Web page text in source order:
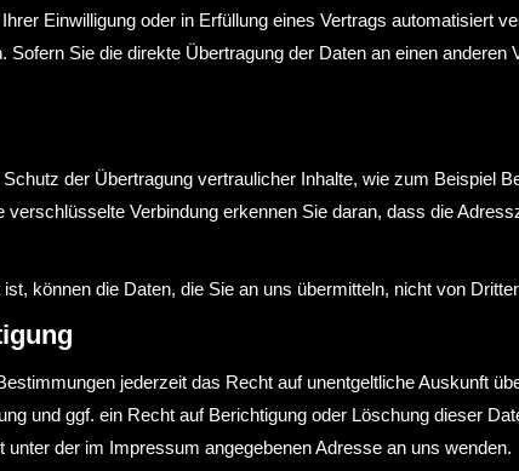
Einwilligung oder in Erfüllung eines Vertrags automatisiert
Sie die direkte Übertragung der Daten an einen
der Übertragung vertraulicher Inhalte, wie zum Beispiel
Verbindung erkennen Sie daran, dass die
können die Daten, die Sie an uns übermitteln, nicht von
jederzeit das Recht auf unentgeltliche Auskunft
und ggf. ein Recht auf Berichtigung oder Löschung dieser
der im Impressum angegebenen Adresse an uns wenden.